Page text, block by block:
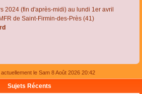
2024 (fin d'après-midi) au lundi 1er avril
de Saint-Firmin-des-Près (41)
le Sam 8 Août 2026 20:42
Sujets Récents